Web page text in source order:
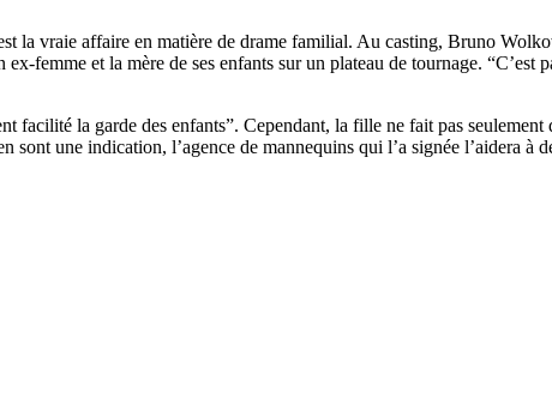
la vraie affaire en matière de drame familial. Au casting, Bruno
femme et la mère de ses enfants sur un plateau de tournage.
facilité la garde des enfants”. Cependant, la fille ne fait pas
sont une indication, l’agence de mannequins qui l’a signée l’aidera à